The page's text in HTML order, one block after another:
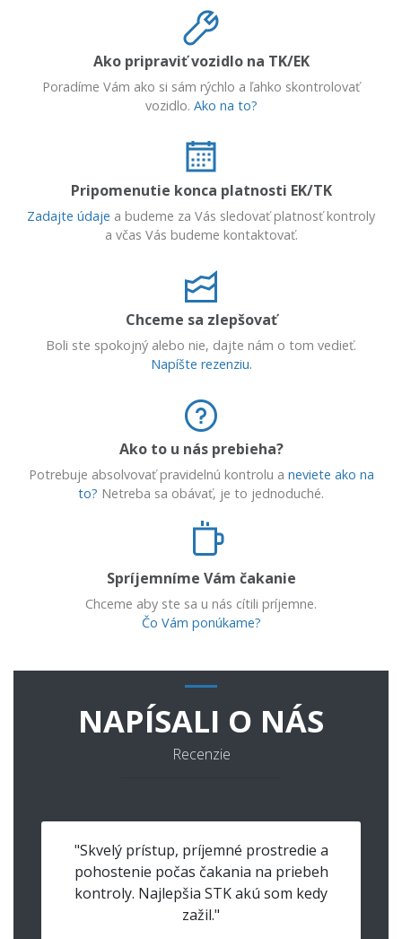
Ako pripraviť vozidlo na TK/EK
Poradíme Vám ako si sám rýchlo a ľahko skontrolovať
vozidlo. Ako na to?
Pripomenutie konca platnosti EK/TK
Zadajte údaje a budeme za Vás sledovať platnosť kontroly
a včas Vás budeme kontaktovať.
Chceme sa zlepšovať
Boli ste spokojný alebo nie, dajte nám o tom vedieť.
Napíšte rezenziu.
Ako to u nás prebieha?
Potrebuje absolvovať pravidelnú kontrolu a neviete ako na
to? Netreba sa obávať, je to jednoduché.
Spríjemníme Vám čakanie
Chceme aby ste sa u nás cítili príjemne.
Čo Vám ponúkame?
NAPÍSALI O NÁS
Recenzie
"Skvelý prístup, príjemné prostredie a
pohostenie počas čakania na priebeh
kontroly. Najlepšia STK akú som kedy
zažil."